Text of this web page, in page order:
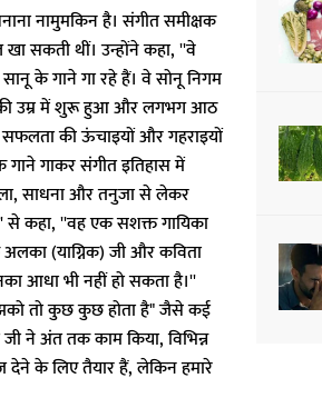
नामुमकिन है। संगीत समीक्षक
सकती थीं। उन्होंने कहा, ''वे
के गाने गा रहे हैं। वे सोनू निगम
की उम्र में शुरू हुआ और लगभग आठ
की ऊंचाइयों और गहराइयों
गाकर संगीत इतिहास में
साधना और तनुजा से लेकर
से कहा, ''वह एक सशक्त गायिका
अलका (याग्निक) जी और कविता
आधा भी नहीं हो सकता है।''
तो कुछ कुछ होता है" जैसे कई
ने अंत तक काम किया, विभिन्न
के लिए तैयार हैं, लेकिन हमारे